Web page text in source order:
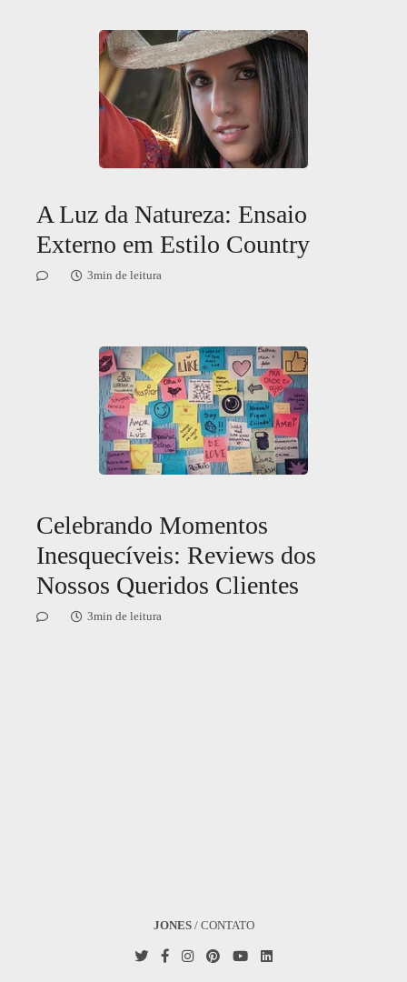
A Luz da Natureza: Ensaio
Externo em Estilo Country
3min de leitura
Celebrando Momentos
Inesquecíveis: Reviews dos
Nossos Queridos Clientes
3min de leitura
JONES/ CONTATO